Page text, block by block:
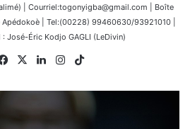
| Courriel:togonyigba@gmail.com | Boîte
| Tel:(00228) 99460630/93921010 |
: José-Éric Kodjo GAGLI (LeDivin)
Facebook
X LinkedinInstagram